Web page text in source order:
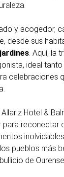
y acogedor,
desde sus
. Aquí, la
ideal
celebraciones
Hotel &
para reconectar
pueblos más
de